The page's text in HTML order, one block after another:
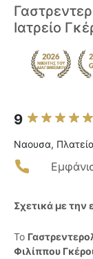
Ιατρείο
9
Ναουσα,
Σχετικά με την
Το
Φιλίππου